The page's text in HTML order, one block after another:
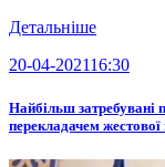
Детальніше
20-04-202116:30
Найбільш затребувані
перекладачем